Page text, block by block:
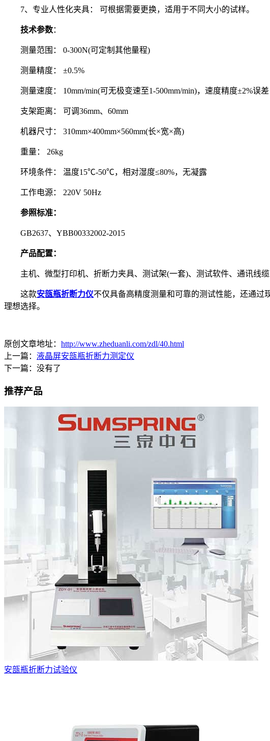
7、专业人性化夹具： 可根据需要更换，适用于不同大小的试样。
技术参数：
测量范围： 0-300N(可定制其他量程)
测量精度： ±0.5%
测量速度： 10mm/min(可无极变速至1-500mm/min)，速度精度±2%误差
支架距离： 可调36mm、60mm
机器尺寸： 310mm×400mm×560mm(长×宽×高)
重量： 26kg
环境条件： 温度15℃-50℃，相对湿度≤80%，无凝露
工作电源： 220V 50Hz
参照标准：
GB2637、YBB00332002-2015
产品配置：
主机、微型打印机、折断力夹具、测试架(一套)、测试软件、通讯线缆
这款安瓿瓶折断力仪不仅具备高精度测量和可靠的测试性能，还通
理想选择。
原创文章地址： http://www.zheduanli.com/zdl/40.html
上一篇： 液晶屏安瓿瓶折断力测定仪
下一篇：没有了
推荐产品
安瓿瓶折断力试验仪